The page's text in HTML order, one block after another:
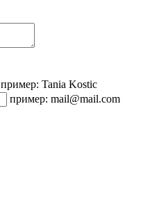
пример: Tania Kostic
пример: mail@mail.com